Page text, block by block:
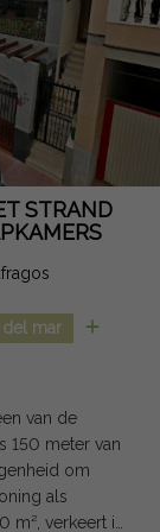
is het dicht
winkelcentra,
privacy en
kan fouten
STRAND
del mar
van de
150 meter van
om
als